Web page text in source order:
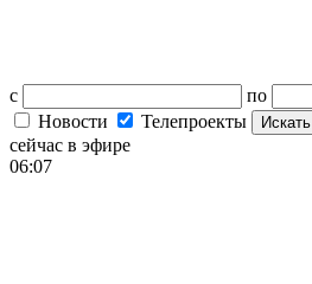
с
по
Новости
Телепроекты Искать
сейчас в эфире
06:07